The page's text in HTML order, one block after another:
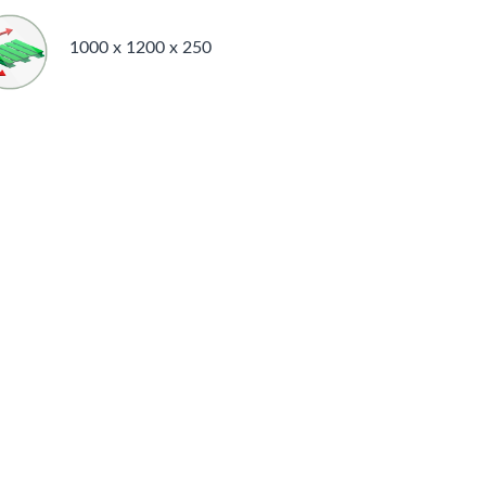
1000 x 1200 x 250